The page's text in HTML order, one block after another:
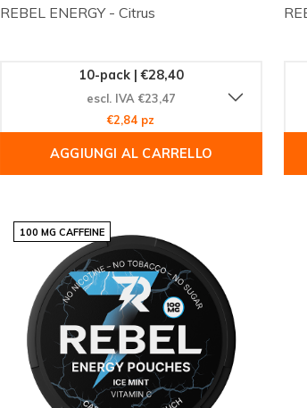
REBEL ENERGY - Citrus
10-pack | €28,40
escl. IVA €23,47
€2,84 pz
AGGIUNGI AL CARRELLO
100 MG CAFFEINE